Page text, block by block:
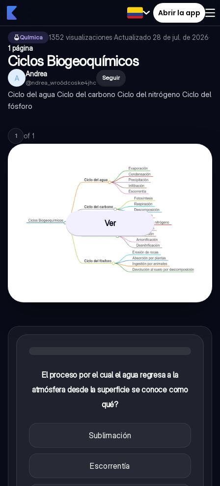
Abrir la app
Química 1352 visualizaciones·Actualizado 28 de jul. de 2026·
1 página
Ciclos Biogeoquímicos
A Andrea
@ndrea_wro6dcoske4jhc
Seguir
Ciclo del agua Ciclo del carbono Ciclo del nitrógeno Ciclo del
fósforo
1 of 1
Ver
El proceso por el cual el agua regresa a la
atmósfera desde la superficie se conoce como
qué?
Sublimación
Escorrentía